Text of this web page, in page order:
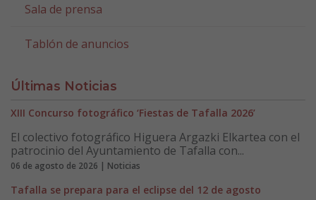
Sala de prensa
Tablón de anuncios
Últimas Noticias
XIII Concurso fotográfico ‘Fiestas de Tafalla 2026’
El colectivo fotográfico Higuera Argazki Elkartea con el
patrocinio del Ayuntamiento de Tafalla con...
06 de agosto de 2026 | Noticias
Tafalla se prepara para el eclipse del 12 de agosto